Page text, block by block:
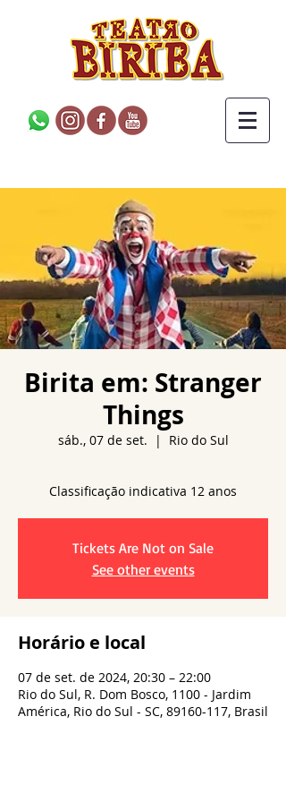
Birita em: Stranger
Things
sáb., 07 de set.
  |
Rio do Sul
Classificação indicativa 12 anos
Tickets Are Not on Sale
See other events
Horário e local
07 de set. de 2024, 20:30 – 22:00
Rio do Sul, R. Dom Bosco, 1100 - Jardim
América, Rio do Sul - SC, 89160-117, Brasil